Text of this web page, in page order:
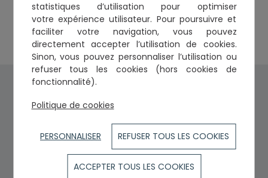
statistiques d’utilisationpour optimiser
votre expérience utilisateur. Pour poursuivre et
faciliter votre navigation, vous pouvez
directement accepter l’utilisation de cookies.
Sinon, vous pouvez personnaliser l’utilisation ou
refuser tous les cookies (hors cookies de
fonctionnalité).
Politique de cookies
PERSONNALISER REFUSER TOUS LES COOKIES
ACCEPTER TOUS LES COOKIES
31130
BALMA
Tél. :0562165050
Politique des cookies